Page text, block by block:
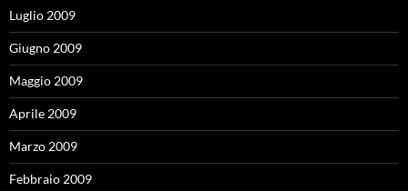
Luglio 2009
Giugno 2009
Maggio 2009
Aprile 2009
Marzo 2009
Febbraio 2009